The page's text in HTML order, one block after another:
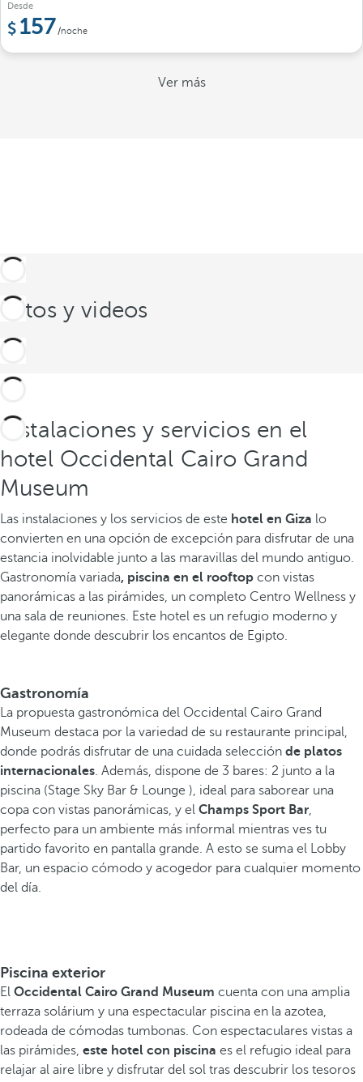
Desde
157/noche
Ver más
Fotos y videos
Instalaciones y servicios en el
hotel Occidental Cairo Grand
Museum
Las instalaciones y los servicios de este hotel en Giza lo
convierten en una opción de excepción para disfrutar de una
estancia inolvidable junto a las maravillas del mundo antiguo.
Gastronomía variada, piscina en el rooftop con vistas
panorámicas a las pirámides, un completo Centro Wellness y
una sala de reuniones. Este hotel es un refugio moderno y
elegante donde descubrir los encantos de Egipto.
Gastronomía
La propuesta gastronómica del Occidental Cairo Grand
Museum destaca por la variedad de su restaurante principal,
donde podrás disfrutar de una cuidada selección de platos
internacionales. Además, dispone de 3 bares: 2 junto a la
piscina (Stage Sky Bar & Lounge ), ideal para saborear una
copa con vistas panorámicas, y el Champs Sport Bar,
perfecto para un ambiente más informal mientras ves tu
partido favorito en pantalla grande. A esto se suma el Lobby
Bar, un espacio cómodo y acogedor para cualquier momento
del día.
Piscina exterior
El Occidental Cairo Grand Museum cuenta con una amplia
terraza solárium y una espectacular piscina en la azotea,
rodeada de cómodas tumbonas. Con espectaculares vistas a
las pirámides, este hotel con piscina es el refugio ideal para
relajar al aire libre y disfrutar del sol tras descubrir los tesoros